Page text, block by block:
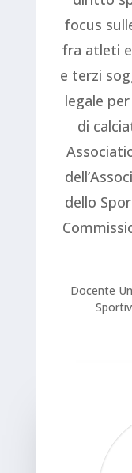
focus
fra atleti
e terzi
legale
di
dello
Docente